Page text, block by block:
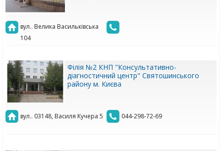
вул.. Велика Васильківська
104
Філія №2 КНП "Консультативно-
діагностичний центр" Святошинського
району м. Києва
вул.. 03148, Василя Кучера 5 044-298-72-69